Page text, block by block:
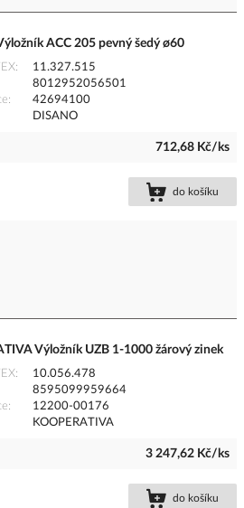
ACC 205 pevný šedý ø60
11.327.515
8012952056501
42694100
DISANO
712,68 Kč/ks
do košíku
Výložník UZB 1-1000 žárový zinek
10.056.478
8595099959664
12200-00176
KOOPERATIVA
3 247,62 Kč/ks
do košíku